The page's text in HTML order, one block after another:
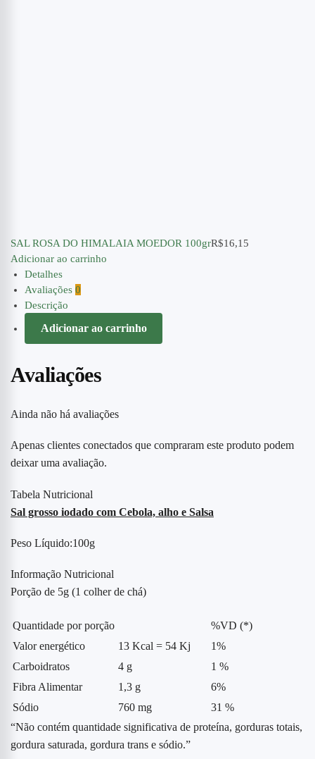
SAL ROSA DO HIMALAIA MOEDOR 100grR$16,15
Adicionar ao carrinho
Detalhes
Avaliações 0
Descrição
Adicionar ao carrinho
Avaliações
Ainda não há avaliações
Apenas clientes conectados que compraram este produto podem
deixar uma avaliação.
Tabela Nutricional
Sal grosso iodado com Cebola, alho e Salsa
Peso Líquido:100g
Informação Nutricional
Porção de 5g (1 colher de chá)
Quantidade por porção
%VD (*)
Valor energético
13 Kcal = 54 Kj
1%
Carboidratos
4 g
1 %
Fibra Alimentar
1,3 g
6%
Sódio
760 mg
31 %
“Não contém quantidade significativa de proteína, gorduras totais,
gordura saturada, gordura trans e sódio.”